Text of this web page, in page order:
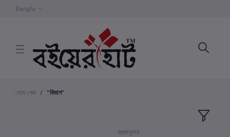
Bangla
হোম পেজ "বিভাগ"
ক্রমানুসার